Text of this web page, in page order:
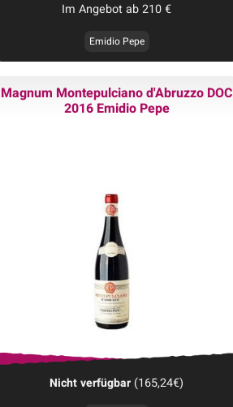
Im Angebot ab210 €
Emidio Pepe
Magnum Montepulciano d'Abruzzo DOC
2016 Emidio Pepe
Nicht verfügbar (165,24€)